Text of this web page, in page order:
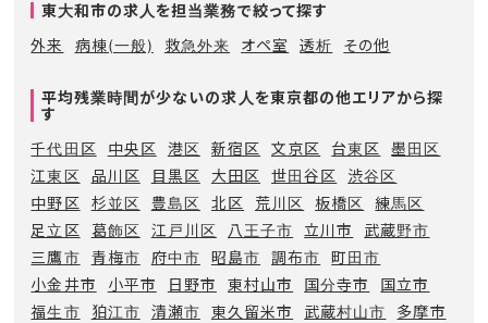
東大和市の求人を担当業務で絞って探す
外来
病棟(一般) 救急外来 オペ室 透析 その他
平均残業時間が少ないの求人を東京都の他エリアから探
す
千代田区
中央区 港区 新宿区 文京区 台東区
墨田区
江東区
品川区 目黒区 大田区 世田谷区
渋谷区
中野区
杉並区 豊島区 北区 荒川区 板橋区
練馬区
足立区
葛飾区 江戸川区 八王子市 立川市
武蔵野市
三鷹市
青梅市 府中市 昭島市 調布市
町田市
小金井市
小平市 日野市 東村山市 国分寺市
国立市
福生市
狛江市 清瀬市 東久留米市 武蔵村山市
多摩市